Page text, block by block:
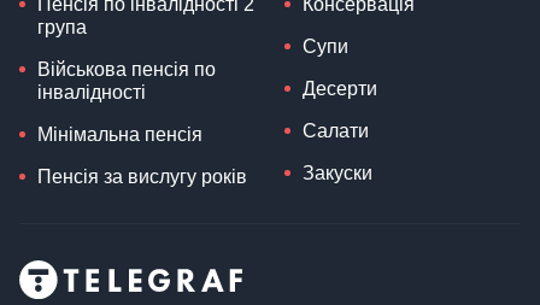
Пенсія по інвалідності 2
група
Військова пенсія по
інвалідності
Мінімальна пенсія
Пенсія за вислугу років
Консервація
Супи
Десерти
Салати
Закуски